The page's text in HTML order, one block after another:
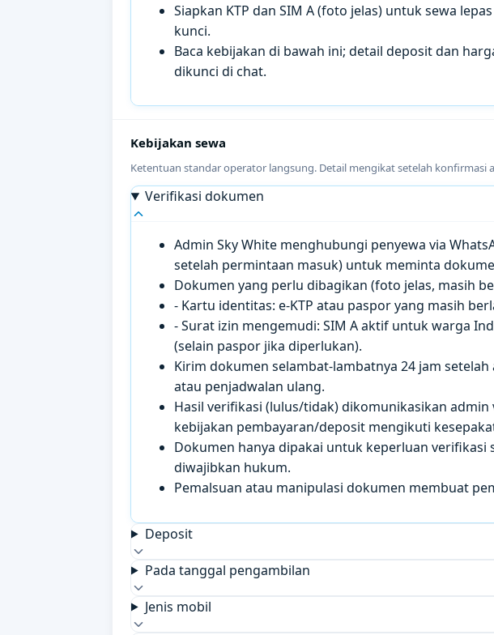
Siapkan KTP dan SIM A (foto jelas) untuk sewa lepas
kunci.
Baca kebijakan di bawah ini; detail deposit dan
dikunci di chat.
Kebijakan sewa
Ketentuan standar operator langsung. Detail mengikat setelah konfirmasi
Verifikasi dokumen
Admin Sky White menghubungi penyewa via
setelah permintaan masuk) untuk meminta
Dokumen yang perlu dibagikan (foto jelas, masih
- Kartu identitas: e-KTP atau paspor yang masih
- Surat izin mengemudi: SIM A aktif untuk warga
(selain paspor jika diperlukan).
Kirim dokumen selambat-lambatnya 24 jam
atau penjadwalan ulang.
Hasil verifikasi (lulus/tidak) dikomunikasikan
kebijakan pembayaran/deposit mengikuti
Dokumen hanya dipakai untuk keperluan
diwajibkan hukum.
Pemalsuan atau manipulasi dokumen membuat
Deposit
Pada tanggal pengambilan
Jenis mobil